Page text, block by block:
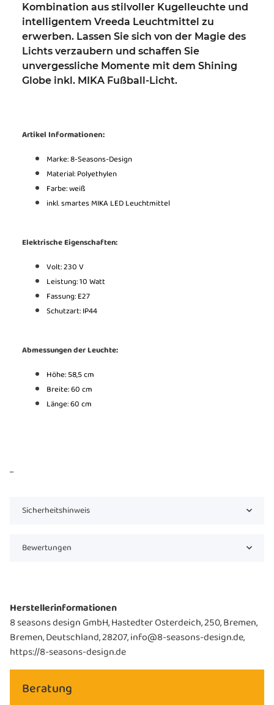
Kombination aus stilvoller Kugelleuchte und
intelligentem Vreeda Leuchtmittel zu
erwerben. Lassen Sie sich von der Magie des
Lichts verzaubern und schaffen Sie
unvergessliche Momente mit dem Shining
Globe inkl. MIKA Fußball-Licht.
Artikel Informationen:
Marke: 8-Seasons-Design
Material: Polyethylen
Farbe: weiß
inkl. smartes MIKA LED Leuchtmittel
Elektrische Eigenschaften:
Volt: 230 V
Leistung: 10 Watt
Fassung: E27
Schutzart: IP44
Abmessungen der Leuchte:
Höhe:58,5 cm
Breite: 60 cm
Länge: 60 cm
...
Sicherheitshinweis
Bewertungen
Herstellerinformationen
8 seasons design GmbH, Hastedter Osterdeich, 250, Bremen,
Bremen, Deutschland, 28207, info@8-seasons-design.de,
https://8-seasons-design.de
Beratung